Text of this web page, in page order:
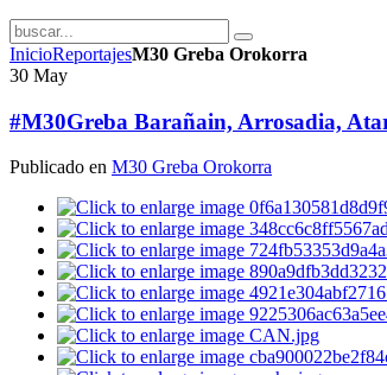
InicioReportajesM30 Greba Orokorra
30 May
#M30Greba Barañain, Arrosadia,
Publicado en M30 Greba Orokorra